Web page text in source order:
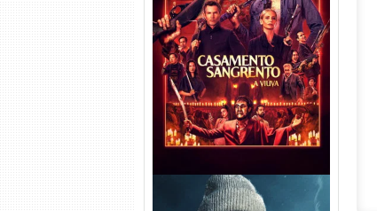
Casamento Sangrento: A
Viúva Torrent (2026) WEB-DL
720p/1080p/4K Dual Áudio